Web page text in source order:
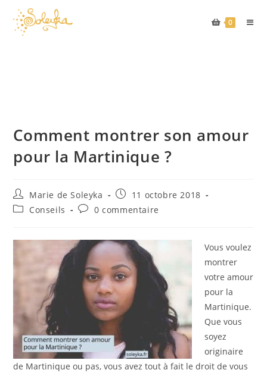
0
Comment montrer son amour
pour la Martinique ?
Auteur/autrice
de
la
Marie de Soleyka
Publication
publiée :
11 octobre 2018
PostConseils
Commentaires
publication :
0 commentaire
Vous voulez
montrer
votre amour
pour la
Martinique.
Que vous
soyez
originaire
de Martinique ou pas, vous avez tout à fait le droit de vous